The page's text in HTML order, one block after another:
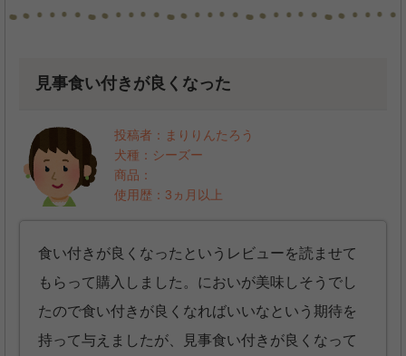
見事食い付きが良くなった
投稿者：まりりんたろう
犬種：シーズー
商品：
使用歴：3ヵ月以上
食い付きが良くなったというレビューを読ませて
もらって購入しました。においが美味しそうでし
たので食い付きが良くなればいいなという期待を
持って与えましたが、見事食い付きが良くなって